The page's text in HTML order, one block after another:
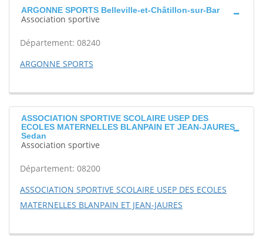
ARGONNE SPORTS Belleville-et-Châtillon-sur-Bar
Association sportive
Département: 08240
ARGONNE SPORTS
ASSOCIATION SPORTIVE SCOLAIRE USEP DES
ECOLES MATERNELLES BLANPAIN ET JEAN-JAURES
Sedan
Association sportive
Département: 08200
ASSOCIATION SPORTIVE SCOLAIRE USEP DES ECOLES
MATERNELLES BLANPAIN ET JEAN-JAURES